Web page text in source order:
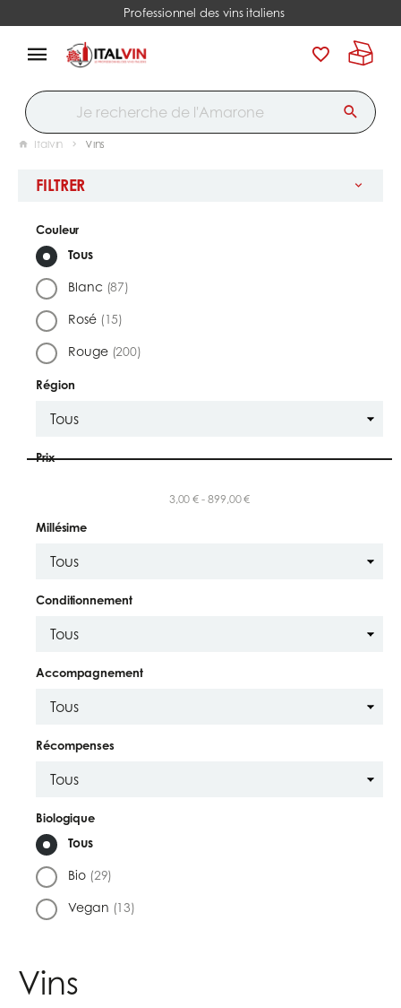
Professionnel des vins italiens
Italvin Vins
FILTRER
Couleur
Tous
Blanc (87)
Rosé (15)
Rouge (200)
Région
Prix
3,00 € - 899,00 €
Millésime
Conditionnement
Accompagnement
Récompenses
Biologique
Tous
Bio (29)
Vegan (13)
Vins